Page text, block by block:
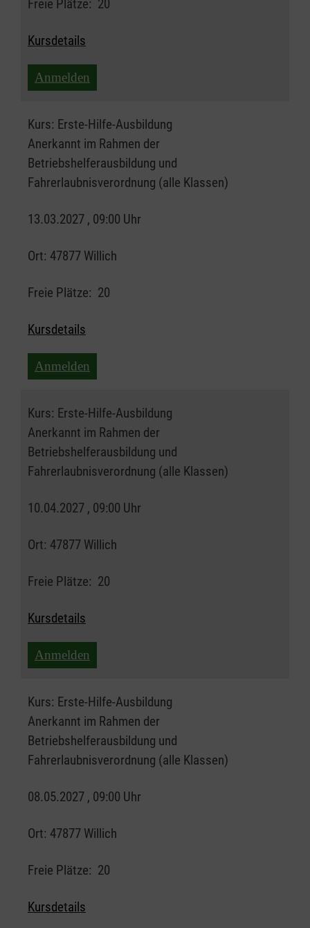
Freie Plätze: 20
Kursdetails
Anmelden
Kurs: Erste-Hilfe-Ausbildung
Anerkannt im Rahmen der
Betriebshelferausbildung und
Fahrerlaubnisverordnung (alle Klassen)
13.03.2027 , 09:00 Uhr
Ort: 47877 Willich
Freie Plätze: 20
Kursdetails
Anmelden
Kurs: Erste-Hilfe-Ausbildung
Anerkannt im Rahmen der
Betriebshelferausbildung und
Fahrerlaubnisverordnung (alle Klassen)
10.04.2027 , 09:00 Uhr
Ort: 47877 Willich
Freie Plätze: 20
Kursdetails
Anmelden
Kurs: Erste-Hilfe-Ausbildung
Anerkannt im Rahmen der
Betriebshelferausbildung und
Fahrerlaubnisverordnung (alle Klassen)
08.05.2027 , 09:00 Uhr
Ort: 47877 Willich
Freie Plätze: 20
Kursdetails